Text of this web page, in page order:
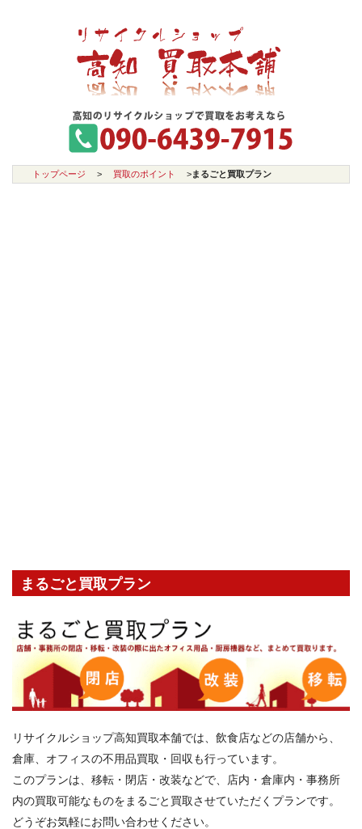
トップページ > 買取のポイント >まるごと買取プラン
まるごと買取プラン
リサイクルショップ高知買取本舗では、飲食店などの店舗から、
倉庫、オフィスの不用品買取・回収も行っています。
このプランは、移転・閉店・改装などで、店内・倉庫内・事務所
内の買取可能なものをまるごと買取させていただくプランです。
どうぞお気軽にお問い合わせください。